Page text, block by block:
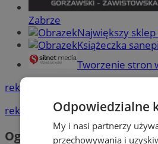
Zabrze
Największy
Książeczka
Tworzenie stron
reklama
reklama
Ogłoszenia
Odpowiedzialne
My i nasi partnerzy
przechowywania i